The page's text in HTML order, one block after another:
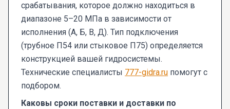
срабатывания, которое должно находиться в
диапазоне 5–20 МПа в зависимости от
исполнения (А, Б, В, Д). Тип подключения
(трубное П54 или стыковое П75) определяется
конструкцией вашей гидросистемы.
Технические специалисты 777-gidra.ru помогут с
подбором.
Каковы сроки поставки и доставки по